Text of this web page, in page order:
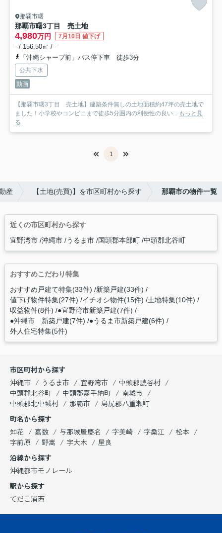
那覇市曙
那覇市曙3丁目 売土地
4,980万円 7月10日 値下げ
- / 156.50㎡ / -
「沖縄シャープ前」バス停下車 徒歩3分
公共下水
動画
【那覇市曙3丁目 売土地】建築条件無しの土地面積約47坪の売土地で
ました！小学校やコンビニまで徒歩5分圏内の利便性の良い...
もっと見
る
1
産 【土地(売買)】を市区町村から探す 那覇市の物件一覧
近くの市区町村から探す
宜野湾市 沖縄市 うるま市 国頭郡本部町 中頭郡北谷町
おすすめこだわり特集
おすすめ戸建て特集(33件) 新築戸建(33件)
値下げ物件特集(27件) イチオシ物件(15件) 土地特集(10件)
収益物件(8件) ●宜野湾市新築戸建(7件)
●沖縄市 新築戸建(7件) ●うるま市新築戸建(6件)
外人住宅特集(5件)
市区町村から探す
沖縄市
うるま市 宜野湾市
中頭郡読谷村
中頭郡北谷町
中頭郡嘉手納町
南城市
中頭郡北中城村
那覇市
島尻郡八重瀬町
町名から探す
知花
嘉数 与那城屋慶名 字美崎 字桑江
松本
字前原
野嵩 字大木
屋良
沿線から探す
沖縄都市モノレール
駅から探す
てだこ浦西